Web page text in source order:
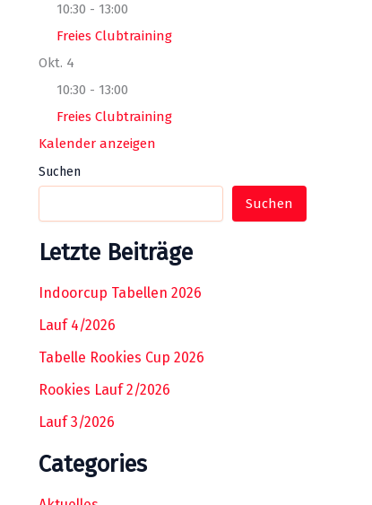
10:30 - 13:00
Freies Clubtraining
Okt. 4
10:30 - 13:00
Freies Clubtraining
Kalender anzeigen
Suchen
Suchen
Letzte Beiträge
Indoorcup Tabellen 2026
Lauf 4/2026
Tabelle Rookies Cup 2026
Rookies Lauf 2/2026
Lauf 3/2026
Categories